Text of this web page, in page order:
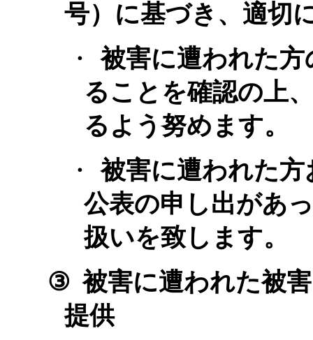
号）に基づき、適切
・
被害に遭われた
ることを確認の上
るよう努めます。
・
被害に遭われた
公表の申し出があ
扱いを致します。
③ 被害に遭われた被
提供